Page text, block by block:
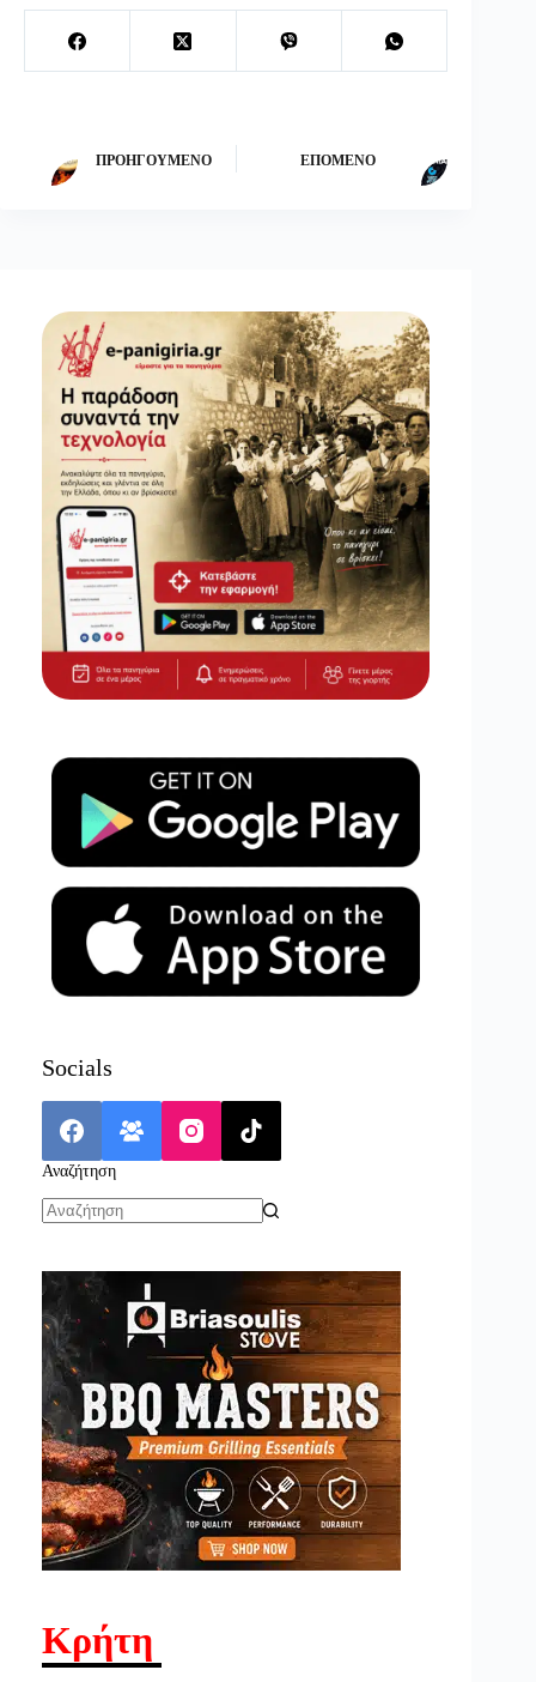
ΠΡΟΗΓΟΎΜΕΝΟ ΕΠΌΜΕΝΟ
Socials
Αναζήτηση
Κρήτη